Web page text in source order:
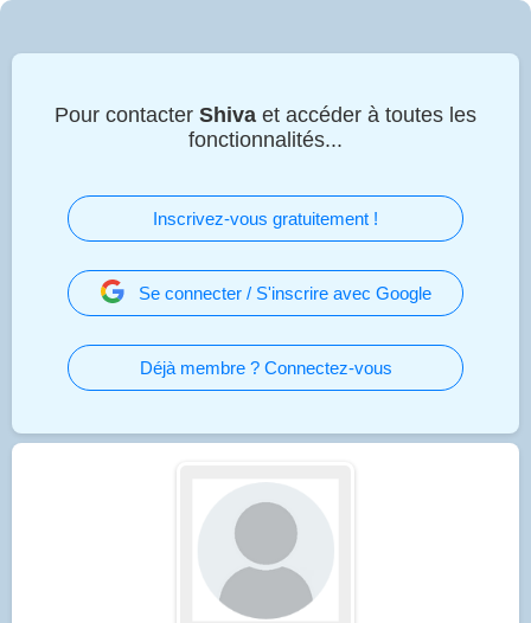
Pour contacter Shiva et accéder à toutes les
fonctionnalités...
Inscrivez-vous gratuitement !
Se connecter / S'inscrire avec Google
Déjà membre ? Connectez-vous